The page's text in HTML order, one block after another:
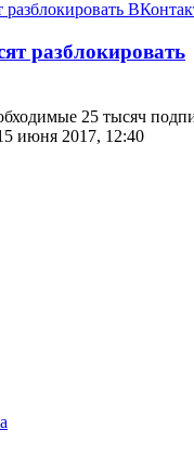
разблокировать
25 тысяч
июня 2017, 12:40